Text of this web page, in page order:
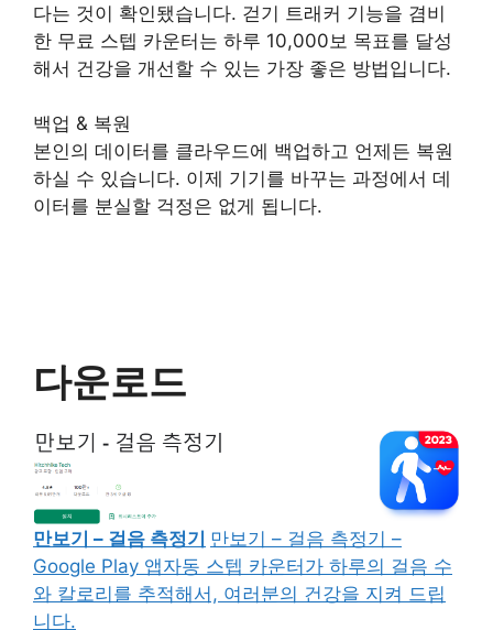
다는 것이 확인됐습니다. 걷기 트래커 기능을 겸비
한 무료 스텝 카운터는 하루 10,000보 목표를 달성
해서 건강을 개선할 수 있는 가장 좋은 방법입니다.
백업 & 복원
본인의 데이터를 클라우드에 백업하고 언제든 복원
하실 수 있습니다. 이제 기기를 바꾸는 과정에서 데
이터를 분실할 걱정은 없게 됩니다.
다운로드
만보기 – 걸음 측정기 만보기 – 걸음 측정기 –
Google Play 앱자동 스텝 카운터가 하루의 걸음 수
와 칼로리를 추적해서, 여러분의 건강을 지켜 드립
니다.